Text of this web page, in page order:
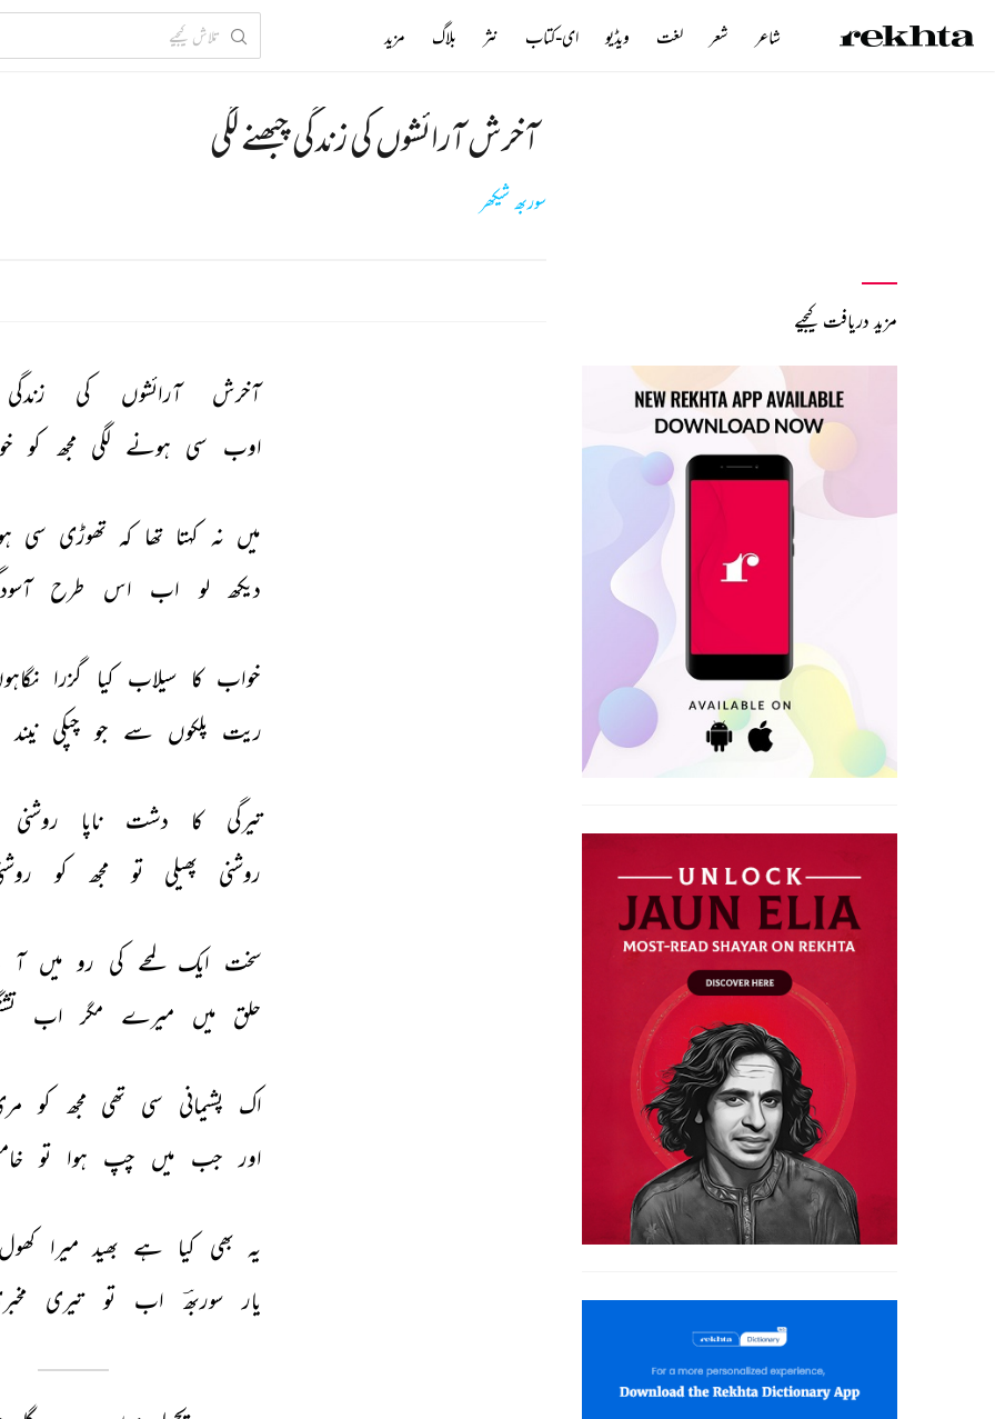
آخرش آرائشوں کی زندگی چبھنے لگی
سوربھ شیکھر
آخرش آرائشوں کی زندگی
اوب سی ہونے لگی مجھ کو
میں نہ کہتا تھا کہ تھوڑی سی
دیکھ لو اب اس طرح
خواب کا سیلاب کیا گزرا
ریت پلکوں سے جو چپکی نیند
تیرگی کا دشت ناپا روشنی
روشنی
پھیلی تو مجھ کو
سخت ایک لمحے کی رو میں آ
حلق میں میرے مگر اب
اک پشیمانی سی تھی مجھ کو
اور جب میں چپ ہوا تو
یہ بھی کیا ہے بھید میرا کھول
یار سوربھؔ اب تو تیری
مزید دریافت کیجیے
شاعر شعر لغت ویڈیو ای-کتاب نثر بلاگ مزید